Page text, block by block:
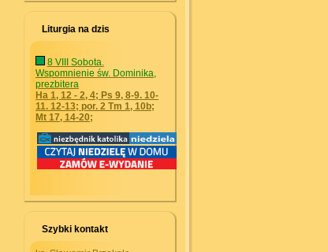
Liturgia na dzis
8 VIII Sobota.
Wspomnienie św. Dominika,
prezbitera
Ha 1, 12 - 2, 4; Ps 9, 8-9. 10-
11. 12-13; por. 2 Tm 1, 10b;
Mt 17, 14-20;
Szybki kontakt